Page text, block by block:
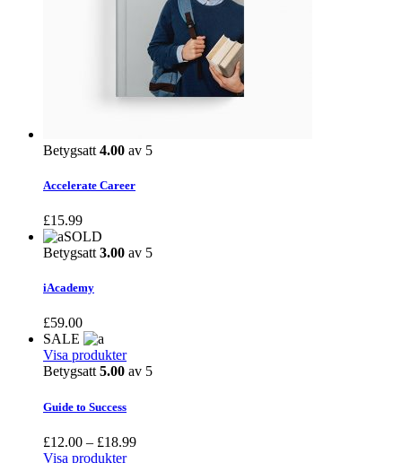
Betygsatt 4.00 av 5
Accelerate Career
£15.99
SOLD
Betygsatt 3.00 av 5
iAcademy
£59.00
SALE
Visa produkter
Betygsatt 5.00 av 5
Guide to Success
£12.00 – £18.99Prisintervall:
Visa produkter